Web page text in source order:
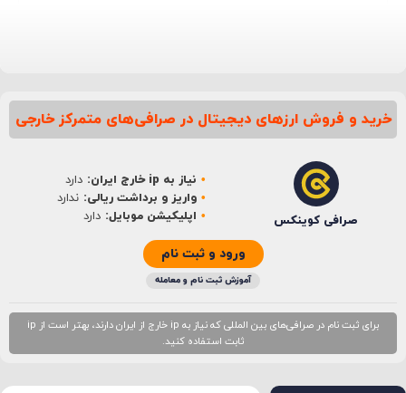
نام*
خرید و فروش ارزهای دیجیتال در صرافی‌های متمرکز خارجی
صرافی کوینکس
نیاز به ip خارج ایران:
دارد
واریز و برداشت ریالی: ندارد
اپلیکیشن موبایل: دارد
ورود و ثبت نام
آموزش ثبت نام و معامله
برای ثبت نام در صرافی‌های بین المللی که نیاز به ip خارج از ایران دارند، بهتر است از ip
ثابت استفاده کنید.